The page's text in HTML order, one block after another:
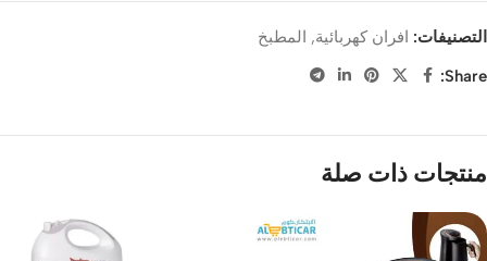
التصنيفات: افران كهربائية,
المطبخ
Share:
منتجات ذات صلة